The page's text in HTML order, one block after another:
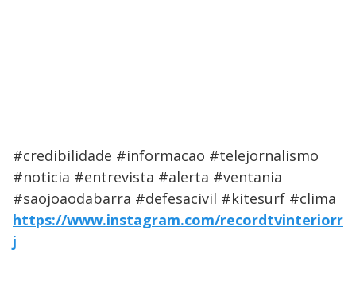
#credibilidade #informacao #telejornalismo
#noticia #entrevista #alerta #ventania
#saojoaodabarra #defesacivil #kitesurf #clima
https://www.instagram.com/recordtvinteriorr
j